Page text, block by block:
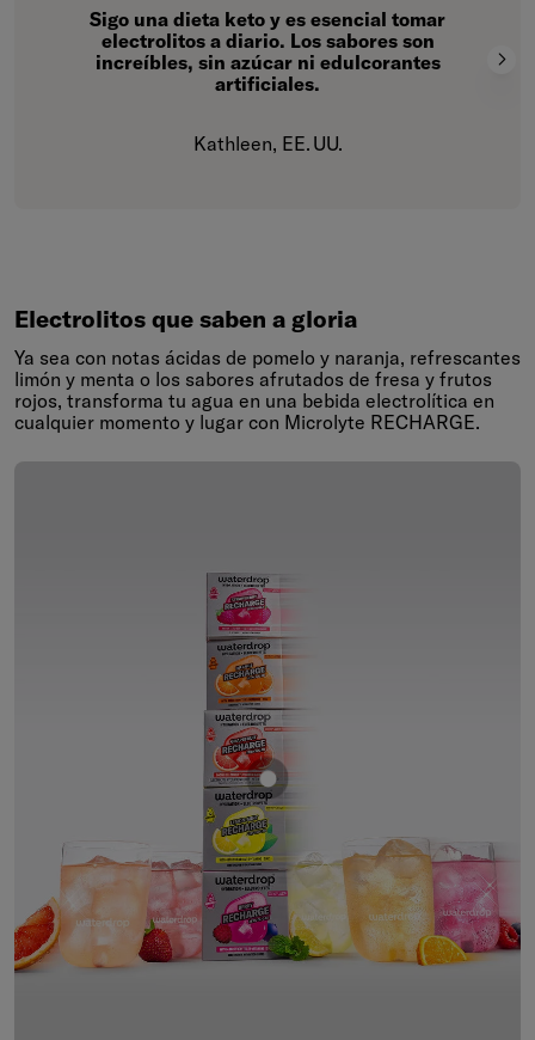
Sigo una dieta keto y es esencial tomar
electrolitos a diario. Los sabores son
increíbles, sin azúcar ni edulcorantes
artificiales.
Kathleen, EE. UU.
Electrolitos que saben a gloria
Ya sea con notas ácidas de pomelo y naranja, refrescantes
limón y menta o los sabores afrutados de fresa y frutos
rojos, transforma tu agua en una bebida electrolítica en
cualquier momento y lugar con Microlyte RECHARGE.
Mostrar producto Set